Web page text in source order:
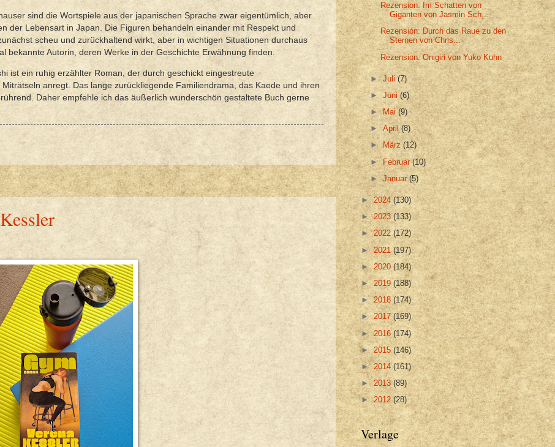
sind die Wortspiele aus der japanischen Sprache zwar eigentümlich, aber
der Lebensart in Japan. Die Figuren behandeln einander mit Respekt und
scheu und zurückhaltend wirkt, aber in wichtigen Situationen durchaus
bekannte Autorin, deren Werke in der Geschichte Erwähnung finden.
ist ein ruhig erzählter Roman, der durch geschickt eingestreute
anregt. Das lange zurückliegende Familiendrama, das Kaede und ihren
Daher empfehle ich das äußerlich wunderschön gestaltete Buch gerne
Rezension: Im Schatten von
Giganten von Jasmin Sch...
Rezension: Durch das Raue zu den
Sternen von Chris...
Rezension: Onigiri von Yuko Kuhn
►Juli(7)
►Juni(6)
►Mai(9)
►April(8)
►März(12)
►Februar(10)
►Januar(5)
►2024(130)
►2023(133)
►2022(172)
► 2021(197)
►2020(184)
► 2019 (188)
►2018(174)
►2017(169)
►2016 (174)
► 2015(146)
► 2014(161)
►2013(89)
►2012(28)
Verlage